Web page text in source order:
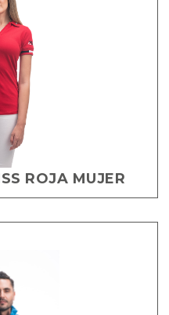
ROJA MUJER